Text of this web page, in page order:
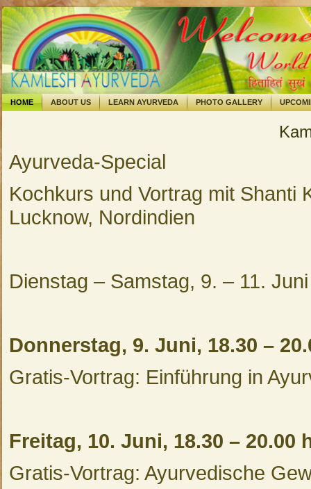
HOME ABOUT US LEARN AYURVEDA PHOTO GALLERY
Ayurveda-Special
Kochkurs und Vortrag mit Shanti
Lucknow, Nordindien
Dienstag – Samstag, 9. – 11.
Donnerstag, 9. Juni, 18.30 –
Gratis-Vortrag: Einführung in
Freitag, 10. Juni, 18.30 – 20.00
Gratis-Vortrag: Ayurvedische